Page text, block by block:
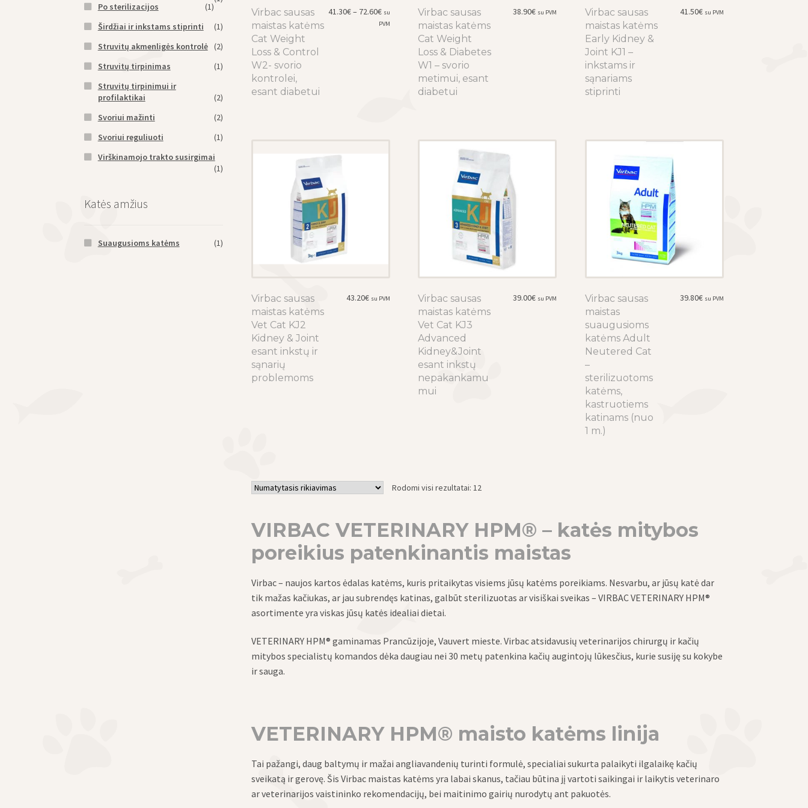
This
product
the
page
Virbac sausas
maistas katėms
Cat Weight
Loss & Control
W2- svorio
kontrolei,
esant diabetui
41.30€– 72.60€Price
range:
su
PVM
product
multiple
The
on
Virbac sausas
maistas katėms
Cat Weight
Loss & Diabetes
W1 – svorio
metimui, esant
diabetui
38.90€ su PVM
product
on
the
product
page
Virbac sausas
maistas katėms
Early Kidney &
Joint KJ1 –
inkstams ir
sąnariams
stiprinti
41.50€ su PVM
Virbac sausas
maistas katėms
Vet Cat KJ2
Kidney & Joint
esant inkstų ir
sąnarių
problemoms
43.20€ su PVM
Virbac sausas
maistas katėms
Vet Cat KJ3
Advanced
Kidney&Joint
esant inkstų
nepakankamu
mui
39.00€ su PVM
Virbac sausas
maistas
suaugusioms
katėms Adult
Neutered Cat
–
sterilizuotoms
katėms,
kastruotiems
katinams (nuo
1 m.)
39.80€ su PVM
Rodomi visi rezultatai: 12
VIRBAC VETERINARY HPM® – katės mitybos
poreikius patenkinantis maistas
Virbac – naujos kartos ėdalas katėms, kuris pritaikytas visiems jūsų katėms poreikiams. Nesvarbu, ar jūsų katė dar
tik mažas kačiukas, ar jau subrendęs katinas, galbūt sterilizuotas ar visiškai sveikas – VIRBAC VETERINARY HPM®
asortimente yra viskas jūsų katės idealiai dietai.
VETERINARY HPM® gaminamas Prancūzijoje, Vauvert mieste. Virbac atsidavusių veterinarijos chirurgų ir kačių
mitybos specialistų komandos dėka daugiau nei 30 metų patenkina kačių augintojų lūkesčius, kurie susiję su kokybe
ir sauga.
VETERINARY HPM® maisto katėms linija
Tai pažangi, daug baltymų ir mažai angliavandenių turinti formulė, specialiai sukurta palaikyti ilgalaikę kačių
sveikatą ir gerovę. Šis Virbac maistas katėms yra labai skanus, tačiau būtina jį vartoti saikingai ir laikytis veterinaro
ar veterinarijos vaistininko rekomendacijų, bei maitinimo gairių nurodytų ant pakuotės.
Po sterilizacijos
(1)
Širdžiai ir inkstams stiprinti
(1)
Struvitų akmenligės kontrolė (2)
Struvitų tirpinimas
(1)
Struvitų tirpinimui ir
profilaktikai
(2)
Svoriui mažinti
(2)
Svoriui reguliuoti
(1)
Virškinamojo trakto susirgimai
(1)
Katės amžius
Suaugusioms katėms (1)